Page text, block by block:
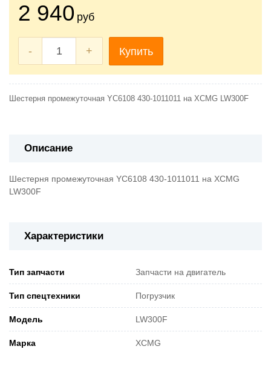
2 940 руб
- + Купить
Шестерня промежуточная YC6108 430-1011011 на XCMG LW300F
Описание
Шестерня промежуточная YC6108 430-1011011 на XCMG
LW300F
Характеристики
Тип запчасти Запчасти на двигатель
Тип спецтехники Погрузчик
Модель LW300F
Марка XCMG